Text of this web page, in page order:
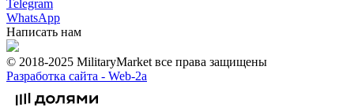
Telegram
WhatsApp
Написать нам
© 2018-2025 MilitaryMarket все права защищены
Разработка сайта - Web-2a